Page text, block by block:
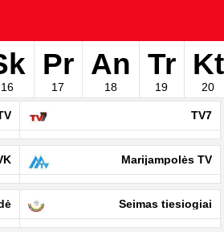
16
Pr
17
An
18
Tr
19
Kt
20
TV7
Marijampolės TV
Seimas tiesiogiai